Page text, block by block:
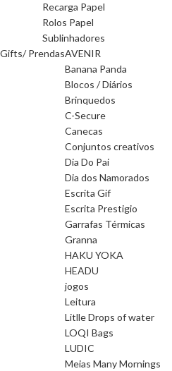
Recarga Papel
Rolos Papel
Sublinhadores
Gifts/ PrendasAVENIR
Banana Panda
Blocos / Diários
Brinquedos
C-Secure
Canecas
Conjuntos creativos
Dia Do Pai
Dia dos Namorados
Escrita Gif
Escrita Prestigio
Garrafas Térmicas
Granna
HAKU YOKA
HEADU
jogos
Leitura
Litlle Drops of water
LOQI Bags
LUDIC
Meias Many Mornings